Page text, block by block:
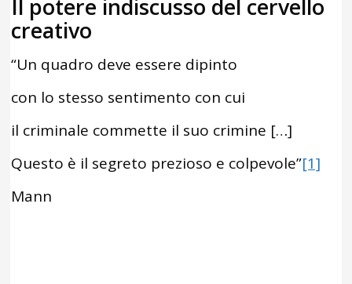
Il potere indiscusso del cervello
creativo
“Un quadro deve essere dipinto
con lo stesso sentimento con cui
il criminale commette il suo crimine […]
Questo è il segreto prezioso e colpevole”[1]
Mann